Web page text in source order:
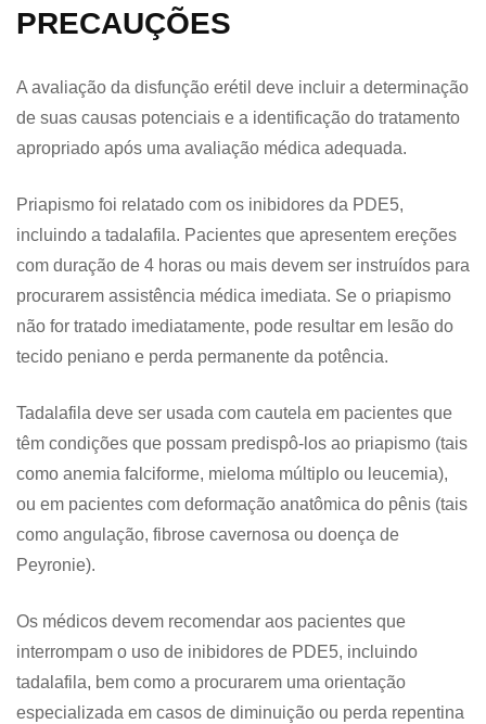
PRECAUÇÕES
A avaliação da disfunção erétil deve incluir a determinação
de suas causas potenciais e a identificação do tratamento
apropriado após uma avaliação médica adequada.
Priapismo foi relatado com os inibidores da PDE5,
incluindo a tadalafila. Pacientes que apresentem ereções
com duração de 4 horas ou mais devem ser instruídos para
procurarem assistência médica imediata. Se o priapismo
não for tratado imediatamente, pode resultar em lesão do
tecido peniano e perda permanente da potência.
Tadalafila deve ser usada com cautela em pacientes que
têm condições que possam predispô-los ao priapismo (tais
como anemia falciforme, mieloma múltiplo ou leucemia),
ou em pacientes com deformação anatômica do pênis (tais
como angulação, fibrose cavernosa ou doença de
Peyronie).
Os médicos devem recomendar aos pacientes que
interrompam o uso de inibidores de PDE5, incluindo
tadalafila, bem como a procurarem uma orientação
especializada em casos de diminuição ou perda repentina